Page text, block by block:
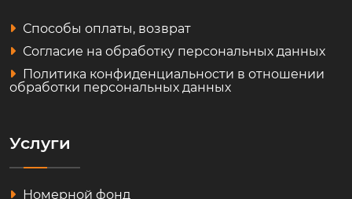
Способы оплаты, возврат
Согласие на обработку персональных данных
Политика конфиденциальности в отношении
обработки персональных данных
Услуги
Номерной фонд